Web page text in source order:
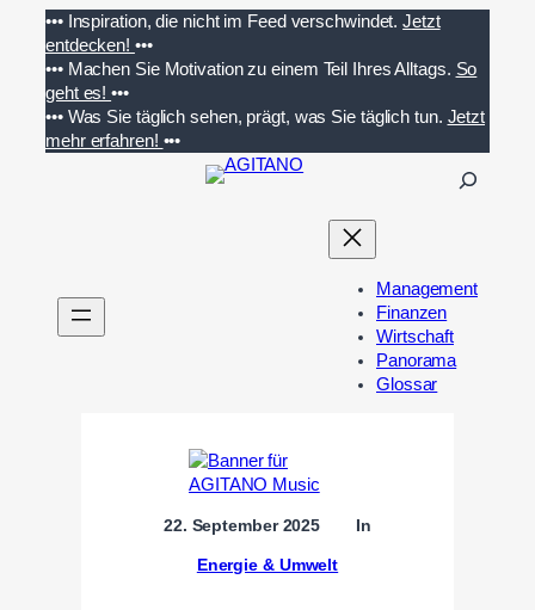
Inhalt
springen
••• Inspiration, die nicht im Feed verschwindet. Jetzt
entdecken! •••
••• Machen Sie Motivation zu einem Teil Ihres Alltags. So
geht es!•••
••• Was Sie täglich sehen, prägt, was Sie täglich tun. Jetzt
mehr erfahren! •••
n
Management
Finanzen
Wirtschaft
Panorama
Glossar
22. September 2025 In
Energie & Umwelt